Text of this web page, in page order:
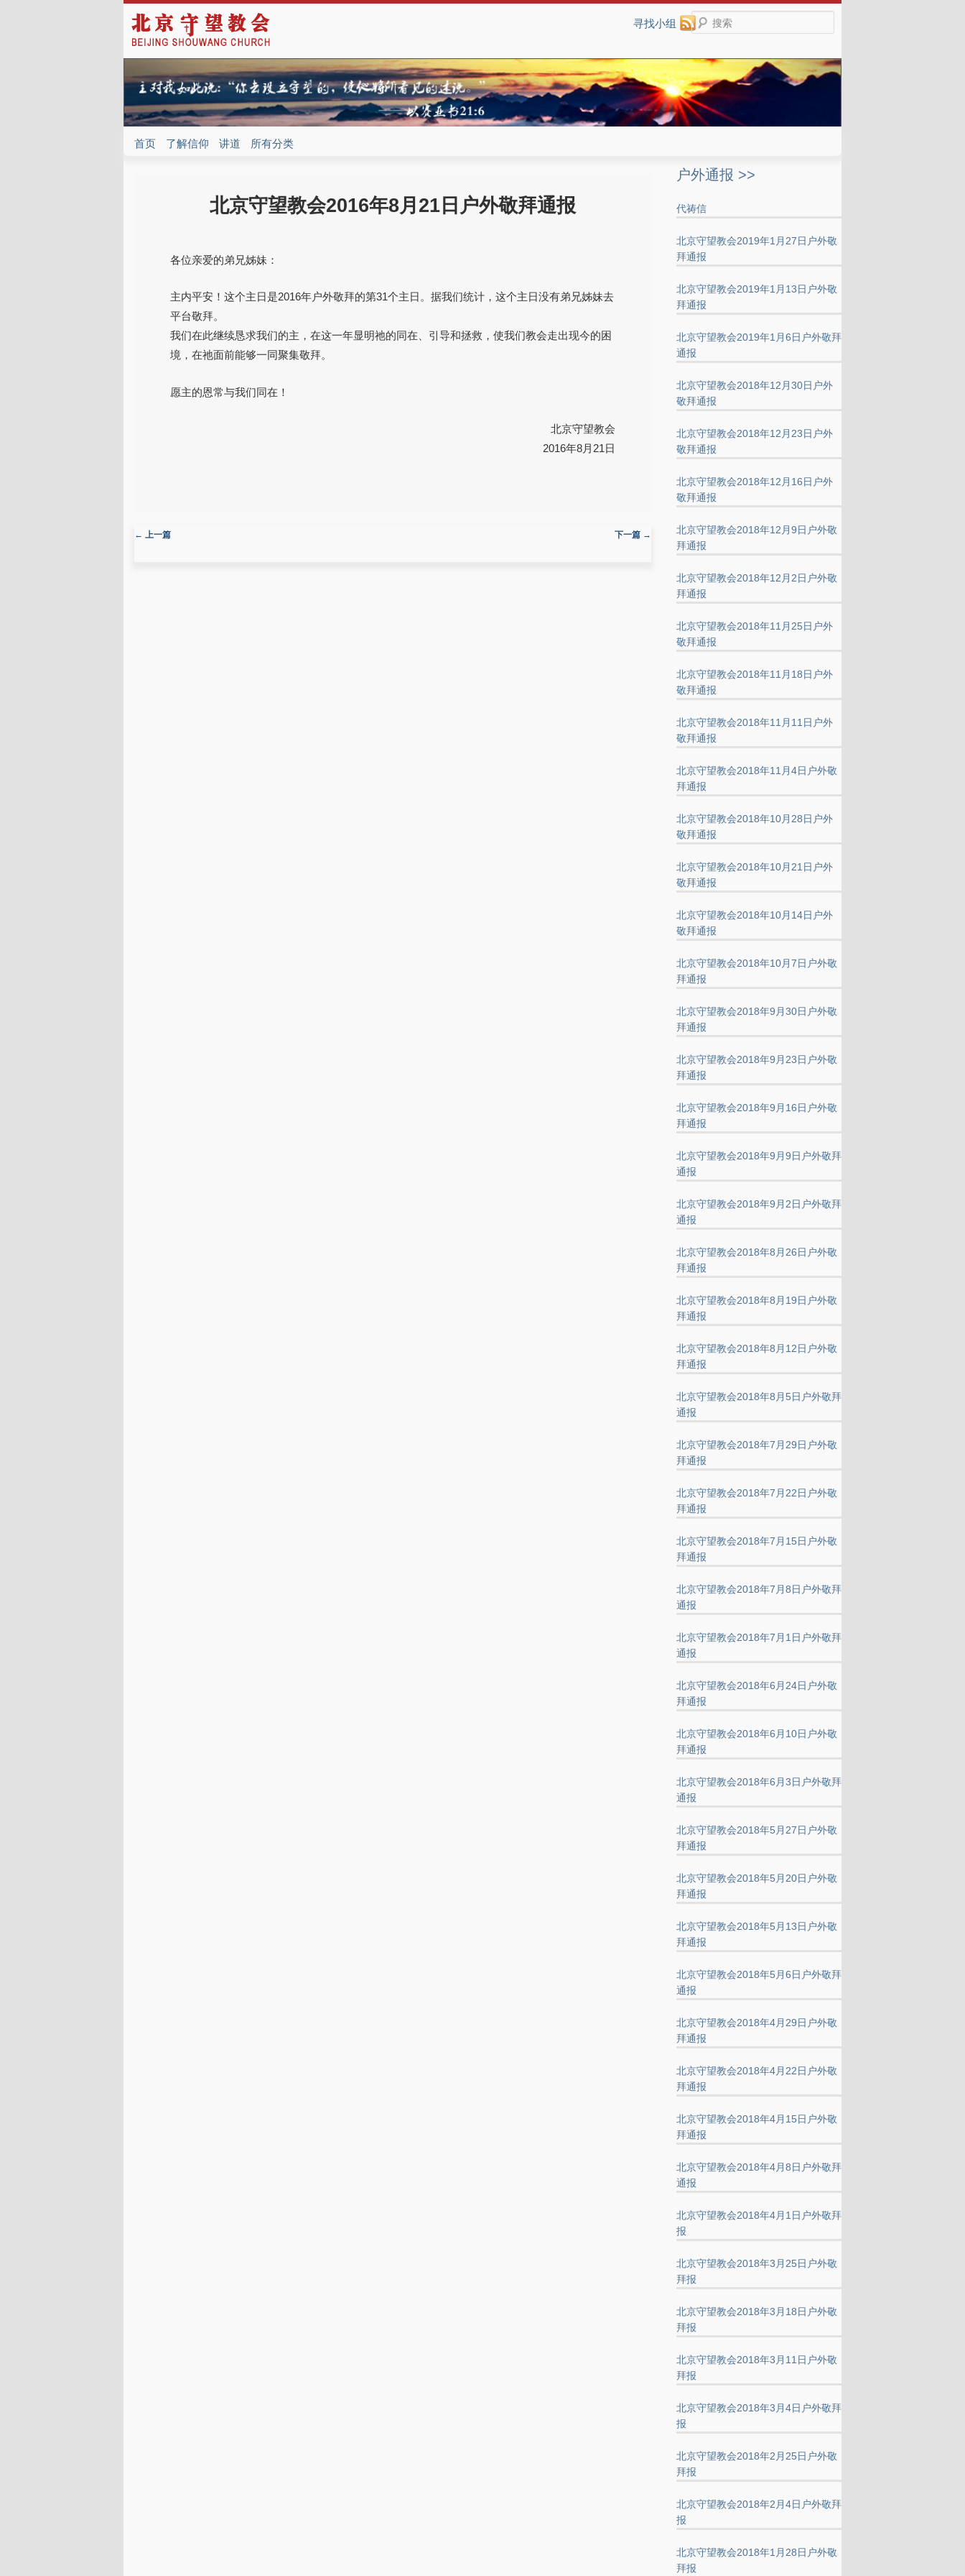
寻找小组 搜索
首页 了解信仰 讲道 所有分类
北京守望教会2016年8月21日户外敬拜通报
各位亲爱的弟兄姊妹：
主内平安！这个主日是2016年户外敬拜的第31个主日。据我们统计，这个主日没有弟兄姊妹去
平台敬拜。
我们在此继续恳求我们的主，在这一年显明祂的同在、引导和拯救，使我们教会走出现今的困
境，在祂面前能够一同聚集敬拜。
愿主的恩常与我们同在！
北京守望教会
2016年8月21日
文章导航
← 上一篇 下一篇 →
户外通报 >>
代祷信
北京守望教会2019年1月27日户外敬
拜通报
北京守望教会2019年1月13日户外敬
拜通报
北京守望教会2019年1月6日户外敬拜
通报
北京守望教会2018年12月30日户外
敬拜通报
北京守望教会2018年12月23日户外
敬拜通报
北京守望教会2018年12月16日户外
敬拜通报
北京守望教会2018年12月9日户外敬
拜通报
北京守望教会2018年12月2日户外敬
拜通报
北京守望教会2018年11月25日户外
敬拜通报
北京守望教会2018年11月18日户外
敬拜通报
北京守望教会2018年11月11日户外
敬拜通报
北京守望教会2018年11月4日户外敬
拜通报
北京守望教会2018年10月28日户外
敬拜通报
北京守望教会2018年10月21日户外
敬拜通报
北京守望教会2018年10月14日户外
敬拜通报
北京守望教会2018年10月7日户外敬
拜通报
北京守望教会2018年9月30日户外敬
拜通报
北京守望教会2018年9月23日户外敬
拜通报
北京守望教会2018年9月16日户外敬
拜通报
北京守望教会2018年9月9日户外敬拜
通报
北京守望教会2018年9月2日户外敬拜
通报
北京守望教会2018年8月26日户外敬
拜通报
北京守望教会2018年8月19日户外敬
拜通报
北京守望教会2018年8月12日户外敬
拜通报
北京守望教会2018年8月5日户外敬拜
通报
北京守望教会2018年7月29日户外敬
拜通报
北京守望教会2018年7月22日户外敬
拜通报
北京守望教会2018年7月15日户外敬
拜通报
北京守望教会2018年7月8日户外敬拜
通报
北京守望教会2018年7月1日户外敬拜
通报
北京守望教会2018年6月24日户外敬
拜通报
北京守望教会2018年6月10日户外敬
拜通报
北京守望教会2018年6月3日户外敬拜
通报
北京守望教会2018年5月27日户外敬
拜通报
北京守望教会2018年5月20日户外敬
拜通报
北京守望教会2018年5月13日户外敬
拜通报
北京守望教会2018年5月6日户外敬拜
通报
北京守望教会2018年4月29日户外敬
拜通报
北京守望教会2018年4月22日户外敬
拜通报
北京守望教会2018年4月15日户外敬
拜通报
北京守望教会2018年4月8日户外敬拜
通报
北京守望教会2018年4月1日户外敬拜
报
北京守望教会2018年3月25日户外敬
拜报
北京守望教会2018年3月18日户外敬
拜报
北京守望教会2018年3月11日户外敬
拜报
北京守望教会2018年3月4日户外敬拜
报
北京守望教会2018年2月25日户外敬
拜报
北京守望教会2018年2月4日户外敬拜
报
北京守望教会2018年1月28日户外敬
拜报